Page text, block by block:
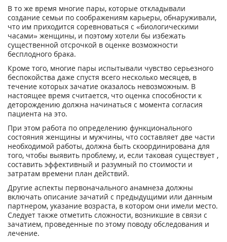
В то же время многие пары, которые откладывали
создание семьи по соображениям карьеры, обнаруживали,
что им приходится соревноваться с «биологическими
часами» женщины, и поэтому хотели бы избежать
существенной отсрочкой в оценке возможности
бесплодного брака.
Кроме того, многие пары испытывали чувство серьезного
беспокойства даже спустя всего несколько месяцев, в
течение которых зачатие оказалось невозможным. В
настоящее время считается, что оценка способности к
деторождению должна начинаться с момента согласия
пациента на это.
При этом работа по определению функционального
состояния женщины и мужчины, что составляет две части
необходимой работы, должна быть скоординирована для
того, чтобы выявить проблему, и, если таковая существует ,
составить эффективный и разумный по стоимости и
затратам времени план действий.
Другие аспекты первоначального анамнеза должны
включать описание зачатий с предыдущими или данным
партнером, указание возраста, в котором они имели место.
Следует также отметить сложности, возникшие в связи с
зачатием, проведенные по этому поводу обследования и
лечение.